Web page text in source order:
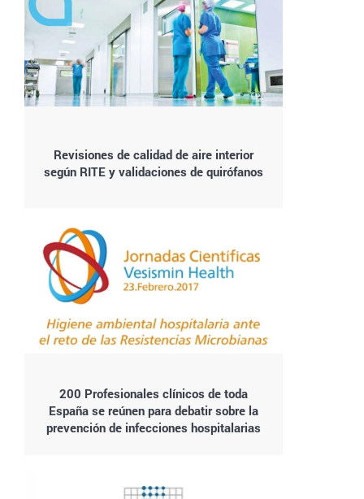
Revisiones de calidad de aire interior
según RITE y validaciones de quirófanos
200 Profesionales clínicos de toda
España se reúnen para debatir sobre la
prevención de infecciones hospitalarias